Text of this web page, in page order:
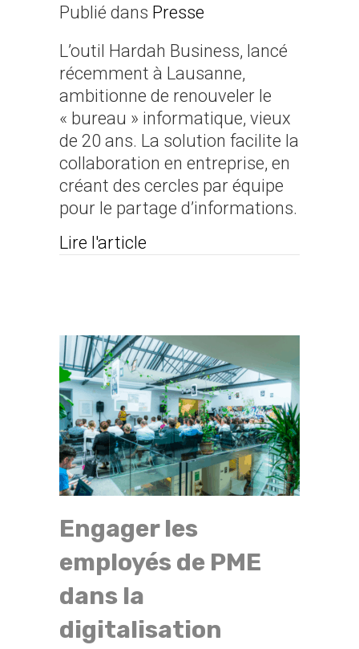
Publié dans Presse
L’outil Hardah Business, lancé
récemment à Lausanne,
ambitionne de renouveler le
« bureau » informatique, vieux
de 20 ans. La solution facilite la
collaboration en entreprise, en
créant des cercles par équipe
pour le partage d’informations.
Lire l'article
Engager les
employés de PME
dans la
digitalisation